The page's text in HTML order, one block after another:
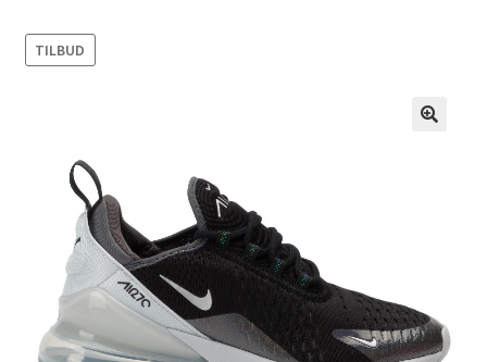
Nike Air Max 90
TILBUD